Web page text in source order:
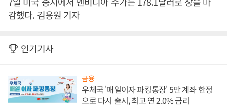
감했다. 김용원 기자
인기기사
금융
우체국 '매일이자 파킹통장' 5만 계좌 한정
으로 다시 출시, 최고 연 2.0% 금리